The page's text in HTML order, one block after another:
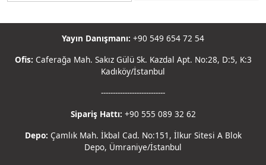
Yayın Danışmanı: +90 549 654 72 54
Ofis: Caferağa Mah. Sakız Gülü Sk. Kazdal Apt. No:28, D:5, K:3
Kadıköy/İstanbul
---------------------------
Sipariş Hattı: +90 555 089 32 62
Depo: Çamlık Mah. İkbal Cad. No:151, İlkur Sitesi A Blok
Depo, Ümraniye/İstanbul